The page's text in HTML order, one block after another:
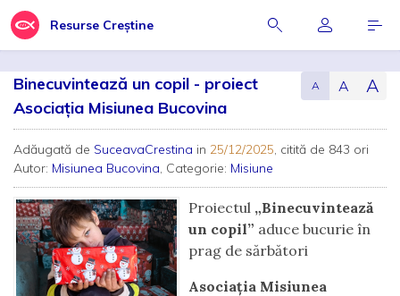
Resurse Creștine
Binecuvintează un copil - proiect
Asociația Misiunea Bucovina
A A A
Adăugată de SuceavaCrestina in 25/12/2025, citită de 843 ori
Autor: Misiunea Bucovina, Categorie: Misiune
Proiectul „Binecuvintează
un copil” aduce bucurie în
prag de sărbători
Asociația Misiunea